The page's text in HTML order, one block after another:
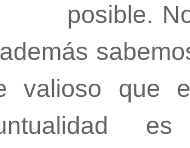
posible.
valioso que